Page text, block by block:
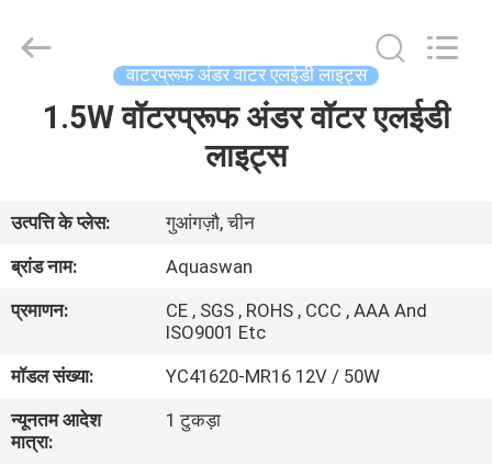
हमारे
बारे
कारखाना
भ्रमण
water
co,.ltd.
वाटरप्रूफ अंडर वाटर एलईडी लाइट्स
1.5W वॉटरप्रूफ अंडर वॉटर एलईडी
लाइट्स
उत्पत्ति के प्लेस:
गुआंगज़ौ, चीन
ब्रांड नाम:
Aquaswan
प्रमाणन:
CE , SGS , ROHS , CCC , AAA And
ISO9001 Etc
मॉडल संख्या:
YC41620-MR16 12V / 50W
न्यूनतम आदेश
मात्रा:
1 टुकड़ा